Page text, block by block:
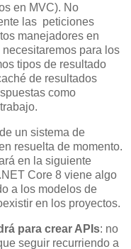
en MVC). No
las peticiones
manejadores en
para los
tipos de resultado
de resultados
como
un sistema de
resuelta de momento.
en la siguiente
Core 8 viene algo
a los modelos de
en los proyectos.
para crear APIs: no
seguir recurriendo a